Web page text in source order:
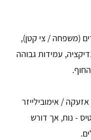
(משפחה / צי קטן),
עמידות גבוהה
/ אימובילייזר
- נוח, אך דורש